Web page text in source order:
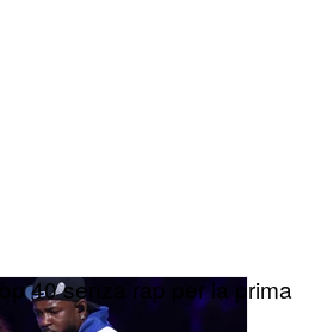
40 senza rap per la prima